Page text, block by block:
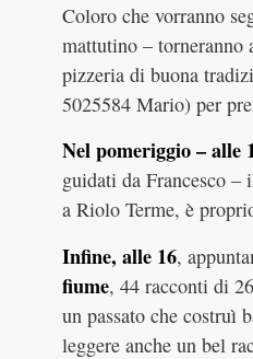
Coloro che vorranno
mattutino – torneranno
pizzeria di buona
5025584 Mario) per
Nel pomeriggio – alle
guidati da Francesco
a Riolo Terme, è
Infine, alle 16,
fiume, 44 racconti di
un passato che costruì
leggere anche un bel